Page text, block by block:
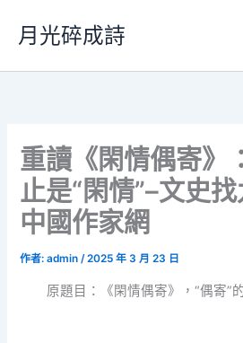
要
月光碎成詩
重讀《閑情偶寄》
止是“閑情”–文史
中國作家網
作者:admin/2025 年 3 月 23 日
原題目：《閑情偶寄》，“偶寄”